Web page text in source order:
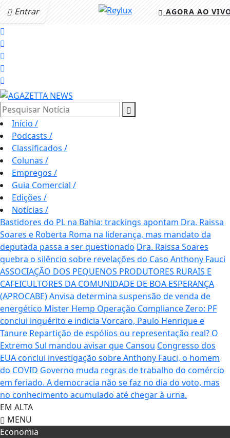
Entrar AGORA AO
Pesquisar Notícia
Início /
Podcasts /
Classificados /
Colunas /
Empregos /
Guia Comercial /
Edições /
Notícias /
Bastidores do PL na Bahia: trackings apontam Dra. Raissa
Soares e Roberta Roma na liderança, mas mandato da
deputada passa a ser questionado Dra. Raissa Soares
quebra o silêncio sobre revelações do Caso Anthony Fauci
ASSOCIAÇÃO DOS PEQUENOS PRODUTORES RURAIS E
CAFEICULTORES DA COMUNIDADE DE BOA ESPERANÇA
(APROCABE)Anvisa determina suspensão de venda de
energético Mister Hemp Operação Compliance Zero: PF
conclui inquérito e indicia Vorcaro, Paulo Henrique e
Tanure Repartição de espólios ou representação real? O
Extremo Sul mandou avisar que Cansou Congresso dos
EUA conclui investigação sobre Anthony Fauci, o homem
do COVID Governo muda regras de trabalho do comércio
em feriado. A democracia não se faz no dia do voto, mas
no conhecimento acumulado até chegar à urna.
EM ALTA
MENU
Economia